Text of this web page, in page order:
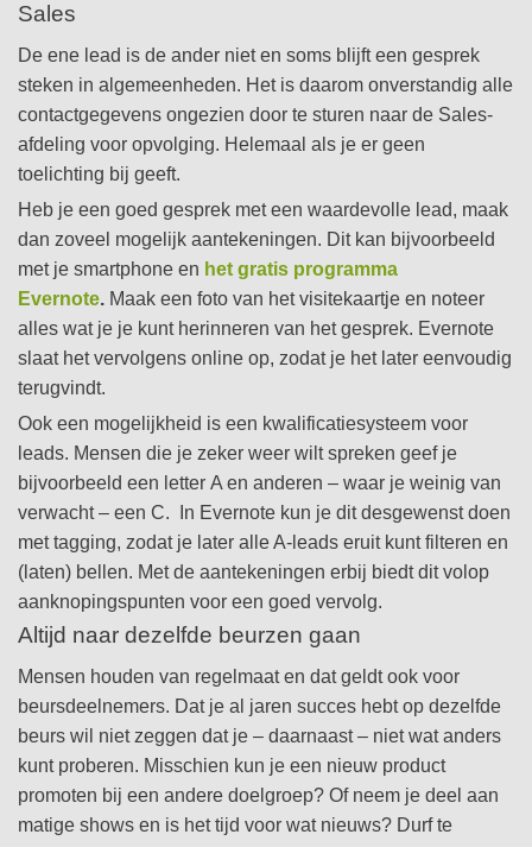
Sales
De ene lead is de ander niet en soms blijft een gesprek
steken in algemeenheden. Het is daarom onverstandig alle
contactgegevens ongezien door te sturen naar de Sales-
afdeling voor opvolging. Helemaal als je er geen
toelichting bij geeft.
Heb je een goed gesprek met een waardevolle lead, maak
dan zoveel mogelijk aantekeningen. Dit kan bijvoorbeeld
met je smartphone en het gratis programma
Evernote. Maak een foto van het visitekaartje en noteer
alles wat je je kunt herinneren van het gesprek. Evernote
slaat het vervolgens online op, zodat je het later eenvoudig
terugvindt.
Ook een mogelijkheid is een kwalificatiesysteem voor
leads. Mensen die je zeker weer wilt spreken geef je
bijvoorbeeld een letter A en anderen – waar je weinig van
verwacht – een C. In Evernote kun je dit desgewenst doen
met tagging, zodat je later alle A-leads eruit kunt filteren en
(laten) bellen. Met de aantekeningen erbij biedt dit volop
aanknopingspunten voor een goed vervolg.
Altijd naar dezelfde beurzen gaan
Mensen houden van regelmaat en dat geldt ook voor
beursdeelnemers. Dat je al jaren succes hebt op dezelfde
beurs wil niet zeggen dat je – daarnaast – niet wat anders
kunt proberen. Misschien kun je een nieuw product
promoten bij een andere doelgroep? Of neem je deel aan
matige shows en is het tijd voor wat nieuws? Durf te